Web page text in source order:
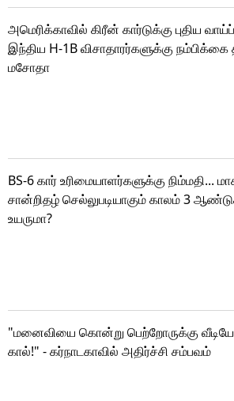
அமெரிக்காவில் கிரீன் கார்டுக்கு புதிய
இந்திய H-1B விசாதாரர்களுக்கு நம்பிக்கை
மசோதா
BS-6 கார் உரிமையாளர்களுக்கு நிம்மதி...
சான்றிதழ் செல்லுபடியாகும் காலம் 3
உயருமா?
"மனைவியை கொன்று பெற்றோருக்கு
கால்!" - கர்நாடகாவில் அதிர்ச்சி சம்பவம்